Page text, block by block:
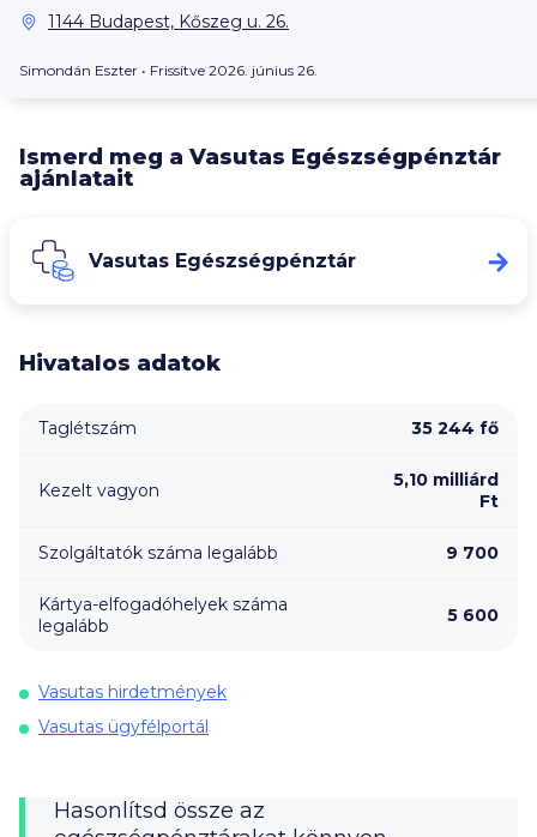
1144 Budapest, Kőszeg u. 26.
Simondán Eszter • Frissítve 2026. június 26.
Ismerd meg a Vasutas Egészségpénztár
ajánlatait
Vasutas Egészségpénztár
Hivatalos adatok
Taglétszám 35 244 fő
Kezelt vagyon
5,10 milliárd
Ft
Szolgáltatók száma legalább 9 700
Kártya-elfogadóhelyek száma
legalább
5 600
Vasutas hirdetmények
Vasutas ügyfélportál
Hasonlítsd össze az